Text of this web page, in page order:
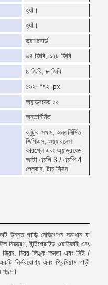
হ্যাঁ।
হ্যাঁ।
ড্যাশবোর্ড
৬৪ জিবি, ১২৮ জিবি
৪ জিবি, ৮ জিবি
১৯২০*৭২০px
অ্যান্ড্রয়েড ১২
অন্তর্নির্মিত
ব্লুটুথ-সক্ষম, অন্তর্নির্মিত
জিপিএস, ওয়্যারলেস
কারপ্লে এবং অ্যান্ড্রয়েড
অটো এমপি 3 / এমপি 4
প্লেয়ার, টাচ স্ক্রিন
উন্নত গাড়ি নেভিগেশন সমাধান যা
নিয়ন্ত্রণ, ইন্টিগ্রেটেড ওয়াইফাই,এবং
মিরর লিঙ্ক ক্ষমতা এবং সিই /
নির্ভরযোগ্য এবং প্রিমিয়াম গাড়ী